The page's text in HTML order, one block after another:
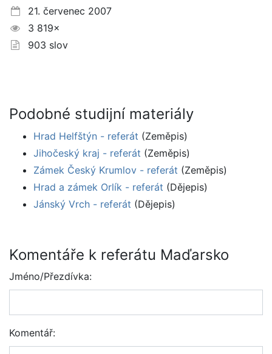
21. červenec 2007
3 819×
903 slov
Podobné studijní materiály
Hrad Helfštýn - referát (Zeměpis)
Jihočeský kraj - referát (Zeměpis)
Zámek Český Krumlov - referát (Zeměpis)
Hrad a zámek Orlík - referát (Dějepis)
Jánský Vrch - referát (Dějepis)
Komentáře k referátu Maďarsko
Jméno/Přezdívka:
Komentář: